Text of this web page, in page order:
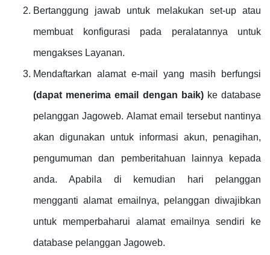
Bertanggung jawab untuk melakukan set-up atau
membuat konfigurasi pada peralatannya untuk
mengakses Layanan.
Mendaftarkan alamat e-mail yang masih berfungsi
(dapat menerima email dengan baik)ke database
pelanggan Jagoweb. Alamat email tersebut nantinya
akan digunakan untuk informasi akun, penagihan,
pengumuman dan pemberitahuan lainnya kepada
anda. Apabila di kemudian hari pelanggan
mengganti alamat emailnya, pelanggan diwajibkan
untuk memperbaharui alamat emailnya sendiri ke
database pelanggan Jagoweb.